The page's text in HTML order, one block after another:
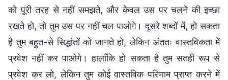
को पूरी तरह से नहीं समझते, और केवल उस पर चलने की इच्छा
रखते हो, तो तुम उस पर नहीं चल पाओगे। दूसरे शब्दों में, हो सकता
है तुम बहुत-से सिद्धांतों को जानते हो, लेकिन अंततः वास्तविकता में
प्रवेश नहीं कर पाओगे। हालाँकि हो सकता है तुम सतही रूप से
प्रवेश कर लो, लेकिन तुम कोई वास्तविक परिणाम प्राप्त करने में